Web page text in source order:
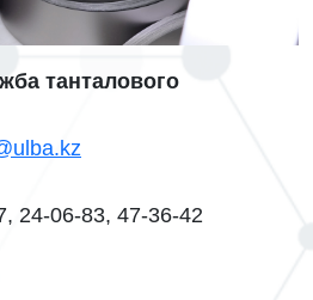
танталового
24-06-83, 47-36-42